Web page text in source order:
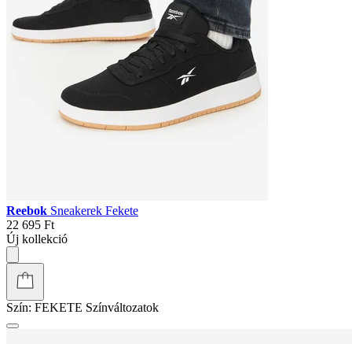
Reebok Sneakerek Fekete
22 695 Ft
Új kollekció
Szín: FEKETE Színváltozatok